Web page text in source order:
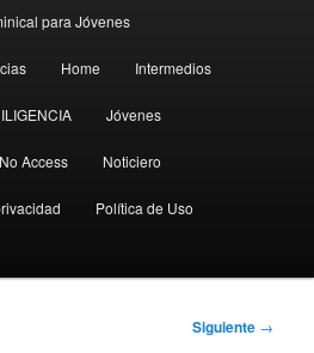
para Jóvenes
Home Intermedios
Jóvenes
No Access Noticiero
Política de Uso
Siguiente →